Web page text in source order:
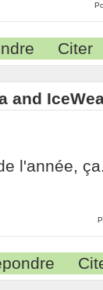
Citer
and
l'année,